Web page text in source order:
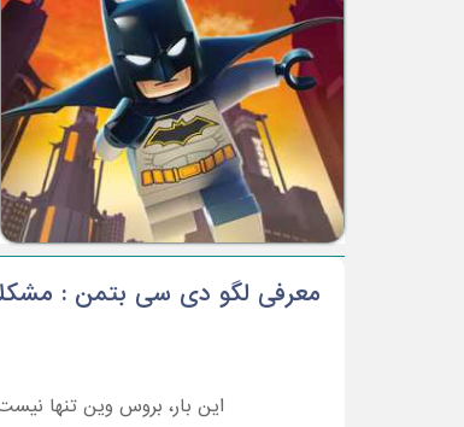
معرفی لگو دی سی بتمن :
این بار، بروس وین تنها